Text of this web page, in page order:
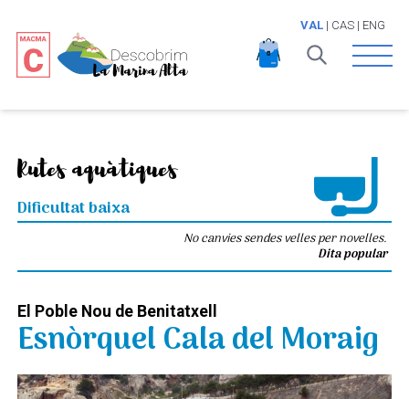
VAL| CAS| ENG
Open
Rutes aquàtiques
Dificultat baixa
No canvies sendes velles per novelles.
Dita popular
El Poble Nou de Benitatxell
Esnòrquel Cala del Moraig